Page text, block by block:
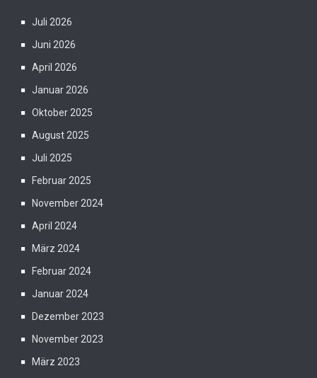
Juli 2026
Juni 2026
April 2026
Januar 2026
Oktober 2025
August 2025
Juli 2025
Februar 2025
November 2024
April 2024
März 2024
Februar 2024
Januar 2024
Dezember 2023
November 2023
März 2023